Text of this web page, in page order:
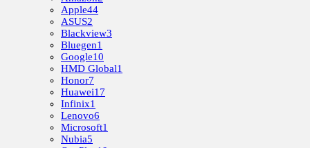
Apple44
ASUS2
Blackview3
Bluegen1
Google10
HMD Global1
Honor7
Huawei17
Infinix1
Lenovo6
Microsoft1
Nubia5